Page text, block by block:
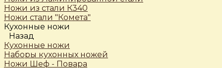
Ножи из стали К340
Ножи стали "Комета"
Кухонные ножи
Назад
Кухонные ножи
Наборы кухонных ножей
Ножи Шеф - Повара